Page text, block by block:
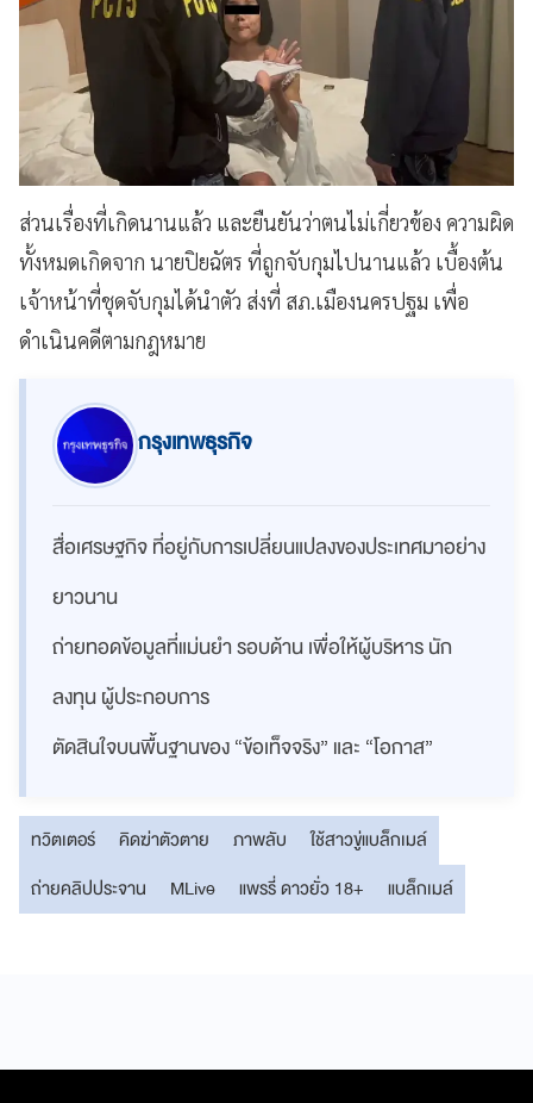
ส่วนเรื่องที่เกิดนานแล้ว และยืนยันว่าตนไม่เกี่ยวข้อง ความผิด
ทั้งหมดเกิดจาก นายปิยฉัตร ที่ถูกจับกุมไปนานแล้ว เบื้องต้น
เจ้าหน้าที่ชุดจับกุมได้นำตัว ส่งที่ สภ.เมืองนครปฐม เพื่อ
ดำเนินคดีตามกฎหมาย
กรุงเทพธุรกิจ
สื่อเศรษฐกิจ ที่อยู่กับการเปลี่ยนแปลงของประเทศมาอย่าง
ยาวนาน
ถ่ายทอดข้อมูลที่แม่นยำ รอบด้าน เพื่อให้ผู้บริหาร นัก
ลงทุน ผู้ประกอบการ
ตัดสินใจบนพื้นฐานของ “ข้อเท็จจริง” และ “โอกาส”
ทวิตเตอร์ คิดฆ่าตัวตาย ภาพลับ
ใช้สาวขู่แบล็กเมล์
ถ่ายคลิปประจาน
MLive แพรรี่ ดาวยั่ว 18+ แบล็กเมล์